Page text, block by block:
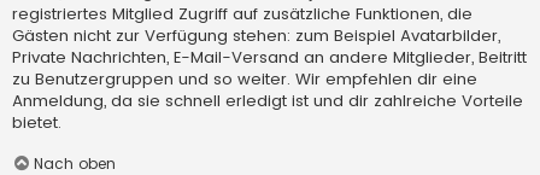
registriertes Mitglied Zugriff auf zusätzliche Funktionen, die
Gästen nicht zur Verfügung stehen: zum Beispiel Avatarbilder,
Private Nachrichten, E-Mail-Versand an andere Mitglieder, Beitritt
zu Benutzergruppen und so weiter. Wir empfehlen dir eine
Anmeldung, da sie schnell erledigt ist und dir zahlreiche Vorteile
bietet.
Nach oben